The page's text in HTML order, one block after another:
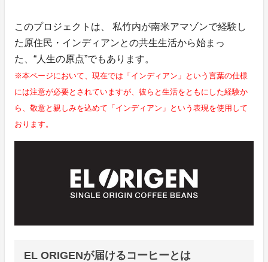
このプロジェクトは、 私竹内が南米アマゾンで経験し
た原住民・インディアンとの共生生活から始まっ
た、“人生の原点”でもあります。
※本ページにおいて、現在では「インディアン」という言葉の仕様
には注意が必要とされていますが、彼らと生活をともにした経験か
ら、敬意と親しみを込めて「インディアン」という表現を使用して
おります。
EL ORIGENが届けるコーヒーとは